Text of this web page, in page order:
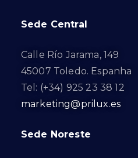
Sede Central
Calle Río Jarama, 149
45007 Toledo. Espanha
Tel: (+34) 925 23 38 12
marketing@prilux.es
Sede Noreste